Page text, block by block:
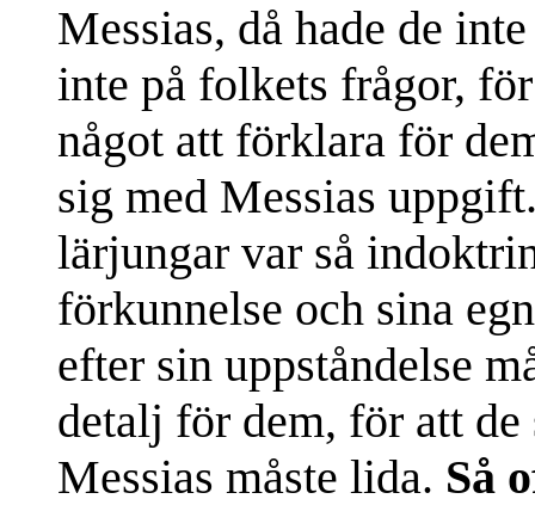
Messias, då hade de
inte på folkets frågor,
något att förklara för
sig med Messias
lärjungar var så
förkunnelse och sina
efter sin uppståndelse
detalj för dem, för att
Messias måste lida. Så